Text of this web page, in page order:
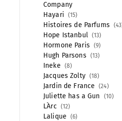
Company
Hayari 15
Histoires de Parfums 43
Hope Istanbul 13
Hormone Paris 9
Hugh Parsons 13
Ineke 8
Jacques Zolty 18
Jardin de France 24
Juliette has a Gun 10
L`Arc 12
Lalique 6